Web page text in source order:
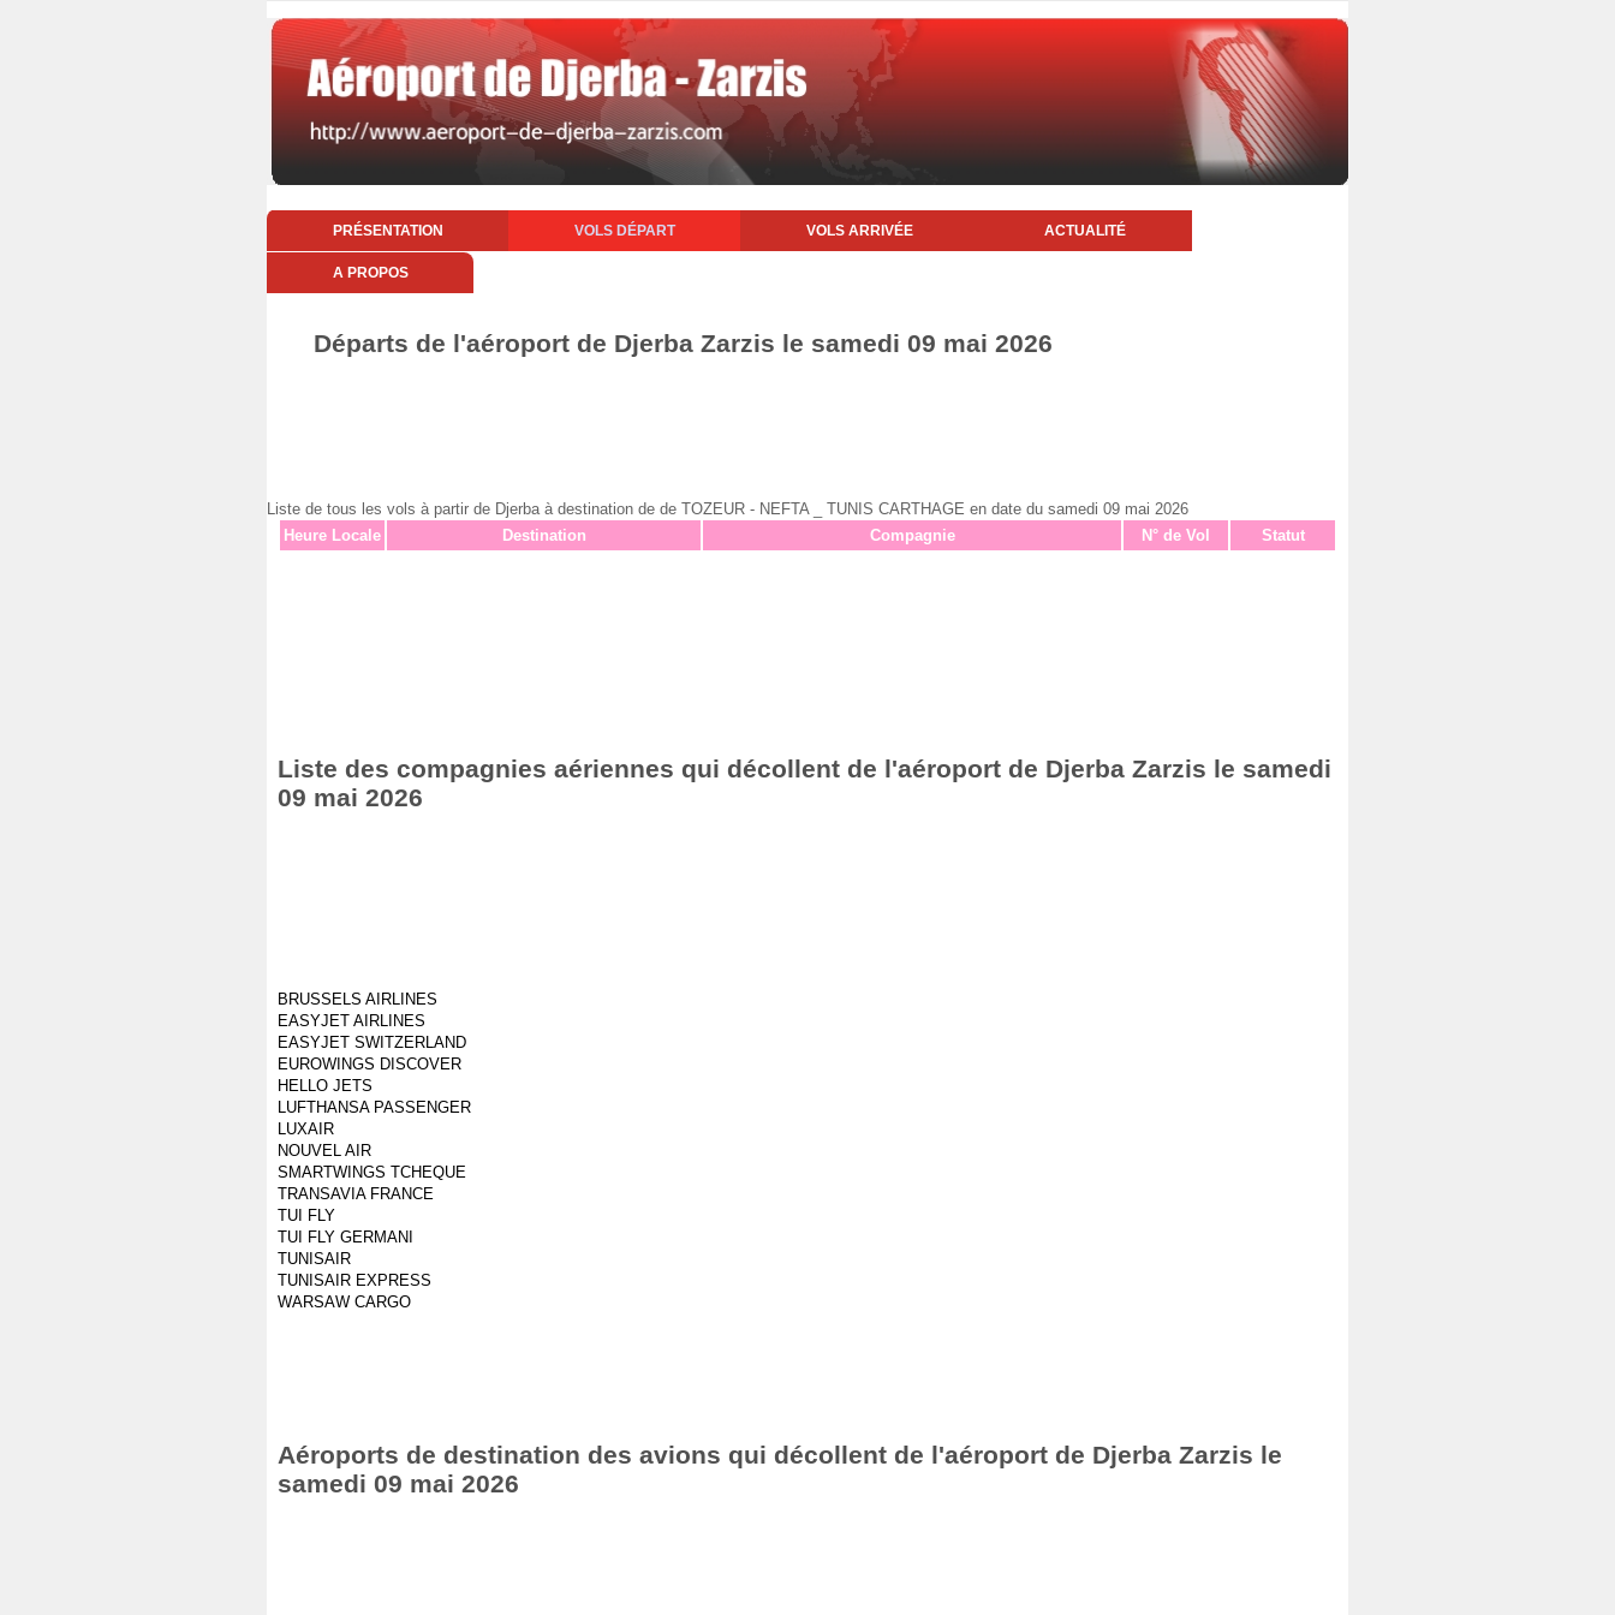
PRÉSENTATION VOLS DÉPART VOLS ARRIVÉE ACTUALITÉ
A PROPOS
Départs de l'aéroport de Djerba Zarzis le samedi 09 mai 2026
Liste de tous les vols à partir de Djerba à destination de de TOZEUR - NEFTA _ TUNIS CARTHAGE en date du samedi 09 mai 2026
Heure Locale
Destination Compagnie N° de Vol Statut
Liste des compagnies aériennes qui décollent de l'aéroport de Djerba Zarzis le samedi
09 mai 2026
BRUSSELS AIRLINES
EASYJET AIRLINES
EASYJET SWITZERLAND
EUROWINGS DISCOVER
HELLO JETS
LUFTHANSA PASSENGER
LUXAIR
NOUVEL AIR
SMARTWINGS TCHEQUE
TRANSAVIA FRANCE
TUI FLY
TUI FLY GERMANI
TUNISAIR
TUNISAIR EXPRESS
WARSAW CARGO
Aéroports de destination des avions qui décollent de l'aéroport de Djerba Zarzis le
samedi 09 mai 2026